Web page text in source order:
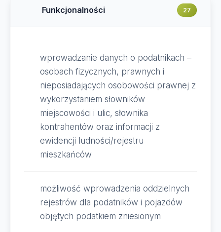
Funkcjonalności 27
wprowadzanie danych o podatnikach –
osobach fizycznych, prawnych i
nieposiadających osobowości prawnej z
wykorzystaniem słowników
miejscowości i ulic, słownika
kontrahentów oraz informacji z
ewidencji ludności/rejestru
mieszkańców
możliwość wprowadzenia oddzielnych
rejestrów dla podatników i pojazdów
objętych podatkiem zniesionym